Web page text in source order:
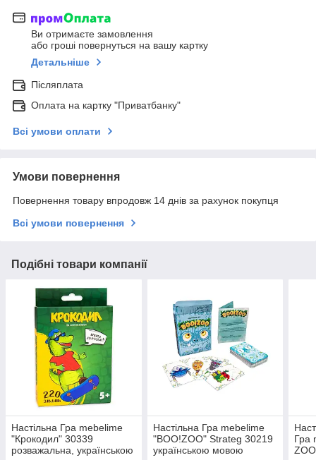
Ви отримаєте замовлення
або гроші повернуться на вашу картку
Детальніше
Післяплата
Оплата на картку "Приватбанку"
Всі умови оплати
Умови повернення
Повернення товару впродовж 14 днів за рахунок покупця
Всі умови повернення
Подібні товари компанії
Настільна Гра mebelime
"Крокодил" 30339
розважальна, українською
Настільна Гра mebelime
"BOO!ZOO" Strateg 30219
українською мовою
Гра